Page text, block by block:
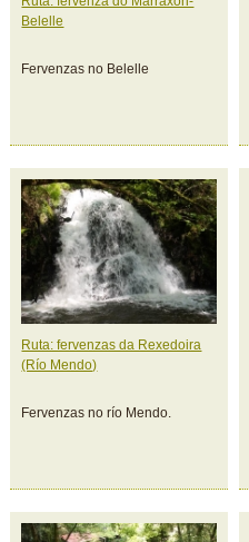
Belelle
Fervenzas no Belelle
Ruta: fervenzas da Rexedoira
(Río Mendo)
Fervenzas no río Mendo.